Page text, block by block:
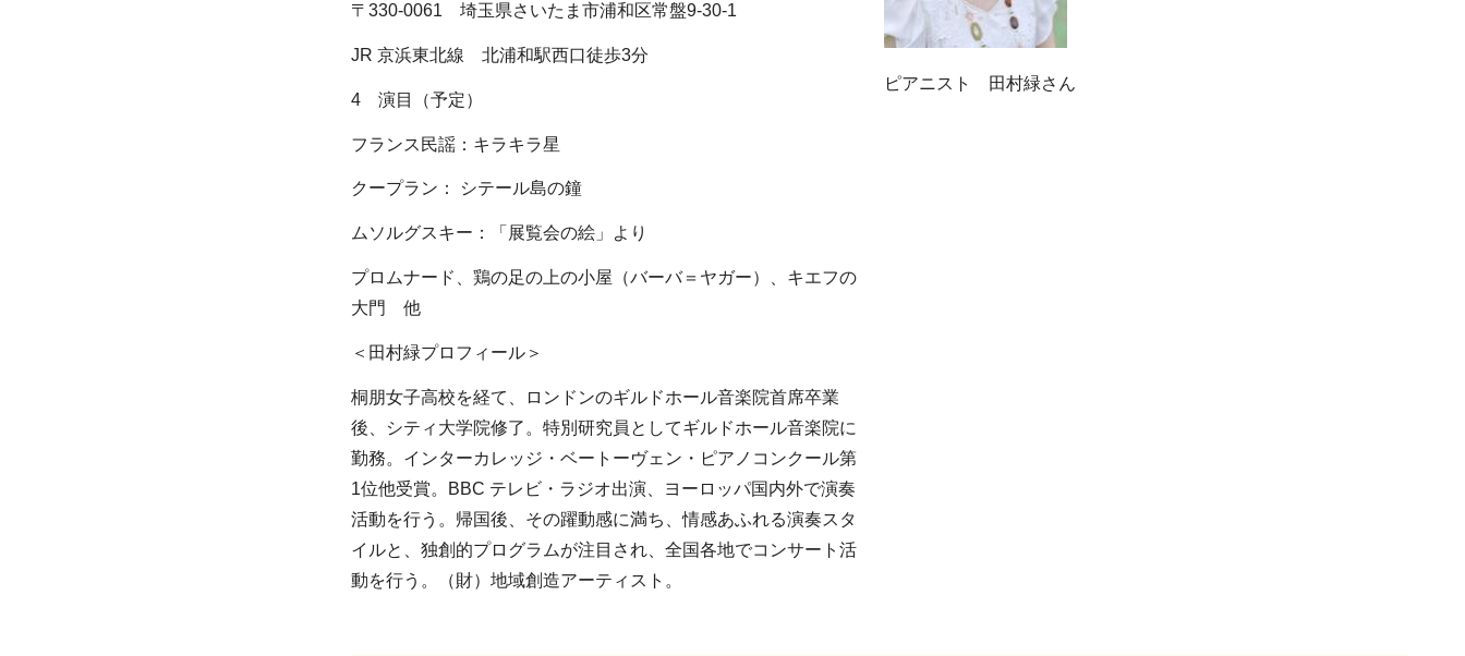
〒330-0061 埼玉県さいたま市浦和区常盤9-30-1
JR 京浜東北線 北浦和駅西口徒歩3分
4 演目（予定）
フランス民謡：キラキラ星
クープラン： シテール島の鐘
ムソルグスキー：「展覧会の絵」より
プロムナード、鶏の足の上の小屋（バーバ＝ヤガー）、キエフの
大門 他
＜田村緑プロフィール＞
桐朋女子高校を経て、ロンドンのギルドホール音楽院首席卒業
後、シティ大学院修了。特別研究員としてギルドホール音楽院に
勤務。インターカレッジ・ベートーヴェン・ピアノコンクール第
1位他受賞。BBC テレビ・ラジオ出演、ヨーロッパ国内外で演奏
活動を行う。帰国後、その躍動感に満ち、情感あふれる演奏スタ
イルと、独創的プログラムが注目され、全国各地でコンサート活
動を行う。（財）地域創造アーティスト。
ピアニスト 田村緑さん